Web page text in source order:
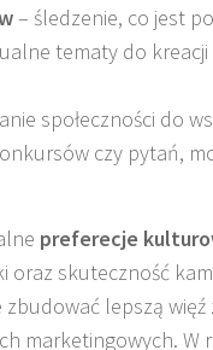
– śledzenie, co jest
tematy do
społeczności do
czy pytań,
preferecje
oraz skuteczność
lepszą
marketingowych. W